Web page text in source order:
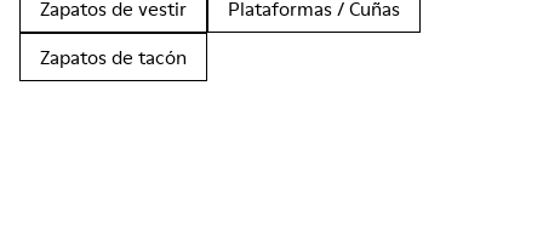
Zapatos de vestir
Plataformas / Cuñas
Zapatos de tacón